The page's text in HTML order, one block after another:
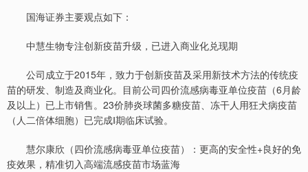
国海证券主要观点如下：
中慧生物专注创新疫苗升级，已进入商业化兑现期
公司成立于2015年，致力于创新疫苗及采用新技术方法的传统疫
苗的研发、制造及商业化。目前公司四价流感病毒亚单位疫苗（6月龄
及以上）已上市销售。23价肺炎球菌多糖疫苗、冻干人用狂犬病疫苗
（人二倍体细胞）已完成Ⅰ期临床试验。
慧尔康欣（四价流感病毒亚单位疫苗）：更高的安全性+良好的免
疫效果，精准切入高端流感疫苗市场蓝海